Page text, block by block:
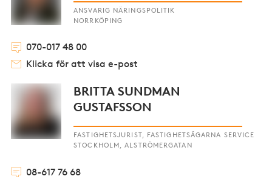
ANSVARIG NÄRINGSPOLITIK
NORRKÖPING
070-017 48 00
Klicka för att visa e-post
BRITTA SUNDMAN
GUSTAFSSON
FASTIGHETSJURIST, FASTIGHETSÄGARNA SERVICE
STOCKHOLM, ALSTRÖMERGATAN
08-617 76 68